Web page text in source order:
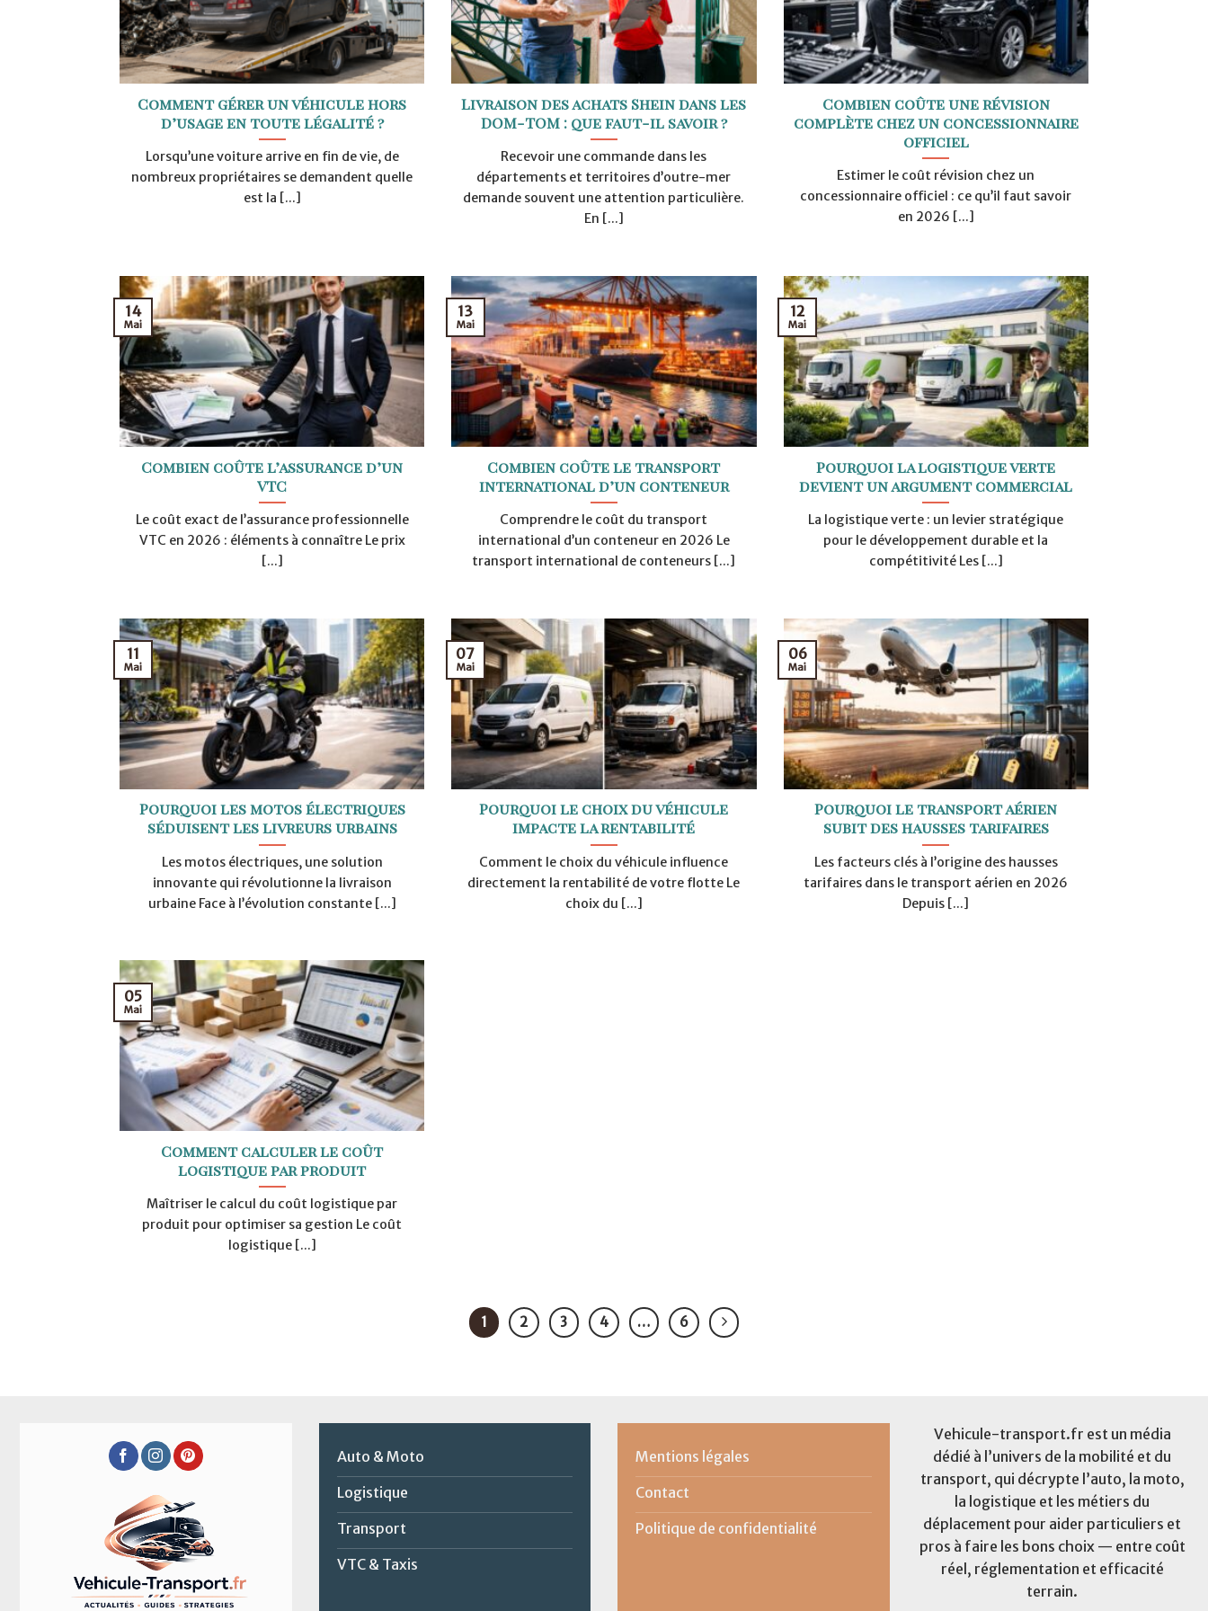
Comment gérer un véhicule hors
d’usage en toute légalité ?
Lorsqu’une voiture arrive en fin de vie, de
nombreux propriétaires se demandent quelle
est la [...]
Livraison des achats Shein dans les
DOM-TOM : que faut-il savoir ?
Recevoir une commande dans les
départements et territoires d’outre-mer
demande souvent une attention particulière.
En [...]
Combien coûte une révision
complète chez un concessionnaire
officiel
Estimer le coût révision chez un
concessionnaire officiel : ce qu’il faut savoir
en 2026 [...]
Combien coûte l’assurance d’un
VTC
Le coût exact de l’assurance professionnelle
VTC en 2026 : éléments à connaître Le prix
[...]
14
Mai
Combien coûte le transport
international d’un conteneur
Comprendre le coût du transport
international d’un conteneur en 2026 Le
transport international de conteneurs [...]
13
Mai
Pourquoi la logistique verte
devient un argument commercial
La logistique verte : un levier stratégique
pour le développement durable et la
compétitivité Les [...]
12
Mai
Pourquoi les motos électriques
séduisent les livreurs urbains
Les motos électriques, une solution
innovante qui révolutionne la livraison
urbaine Face à l’évolution constante [...]
11
Mai
Pourquoi le choix du véhicule
impacte la rentabilité
Comment le choix du véhicule influence
directement la rentabilité de votre flotte Le
choix du [...]
07
Mai
Pourquoi le transport aérien
subit des hausses tarifaires
Les facteurs clés à l’origine des hausses
tarifaires dans le transport aérien en 2026
Depuis [...]
06
Mai
Comment calculer le coût
logistique par produit
Maîtriser le calcul du coût logistique par
produit pour optimiser sa gestion Le coût
logistique [...]
05
Mai
1 2 3 4 … 6
Auto & Moto
Logistique
Transport
VTC & Taxis
Mentions légales
Contact
Politique de confidentialité
Vehicule-transport.fr est un média
dédié à l’univers de la mobilité et du
transport, qui décrypte l’auto, la moto,
la logistique et les métiers du
déplacement pour aider particuliers et
pros à faire les bons choix — entre coût
réel, réglementation et efficacité
terrain.